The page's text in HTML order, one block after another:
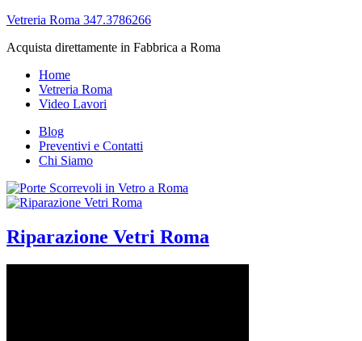
Vetreria Roma 347.3786266
Acquista direttamente in Fabbrica a Roma
Home
Vetreria Roma
Video Lavori
Blog
Preventivi e Contatti
Chi Siamo
Riparazione Vetri Roma